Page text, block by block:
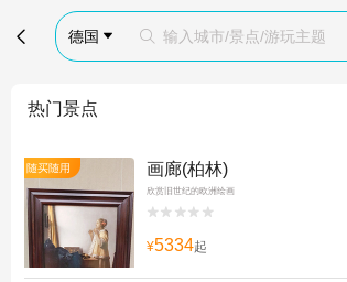
 德国   输入城市/景点/游玩主题
热门景点
随买随用 画廊(柏林)
欣赏旧世纪的欧洲绘画


¥5334起